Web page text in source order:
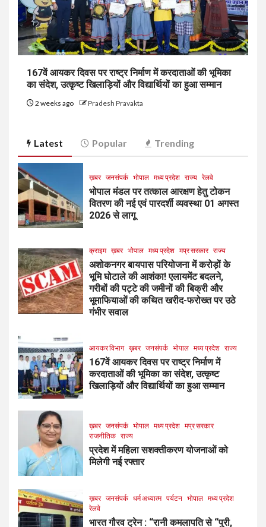
167वें आयकर दिवस पर राष्ट्र निर्माण में करदाताओं की भूमिका
का संदेश, उत्कृष्ट खिलाड़ियों और विद्यार्थियों का हुआ सम्मान
2 weeks ago Pradesh Pravakta
Latest Popular Trending
ख़बर जनसंपर्क भोपाल मध्य प्रदेश राज्य रेलवे
भोपाल मंडल पर तत्काल आरक्षण हेतु टोकन
वितरण की नई एवं पारदर्शी व्यवस्था 01 अगस्त
2026 से लागू
क्राइम ख़बर भोपाल मध्य प्रदेश मप्र सरकार राज्य
अशोकनगर बायपास परियोजना में करोड़ों के
भूमि घोटाले की आशंका! एलायमेंट बदलने,
गरीबों की पट्टे की जमीनों की बिक्री और
भूमाफियाओं की कथित खरीद-फरोख्त पर उठे
गंभीर सवाल
आयकर विभाग ख़बर जनसंपर्क भोपाल मध्य प्रदेश राज्य
167वें आयकर दिवस पर राष्ट्र निर्माण में
करदाताओं की भूमिका का संदेश, उत्कृष्ट
खिलाड़ियों और विद्यार्थियों का हुआ सम्मान
ख़बर जनसंपर्क भोपाल मध्य प्रदेश मप्र सरकार
राजनीतिक राज्य
प्रदेश में महिला सशक्तीकरण योजनाओं को
मिलेगी नई रफ्तार
ख़बर जनसंपर्क धर्म अध्यात्म पर्यटन भोपाल मध्य प्रदेश
रेलवे
भारत गौरव ट्रेन : “रानी कमलापति से “पुरी,